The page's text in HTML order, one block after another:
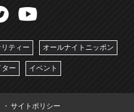
ティー オールナイトニッポン
ター イベント
サイトポリシー